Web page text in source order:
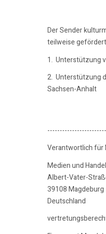
Der Sender
teilweise
1. Unterstützung
2. Unterstützung
Sachsen-Anhalt
Verantwortlich für
Medien und
Albert-Vater-
39108 Magdeburg
Deutschland